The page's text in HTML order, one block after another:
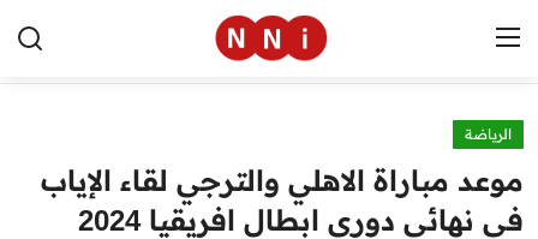
الرئيسية
اخبار مصر
الرياضة
موعد مباراة الاهلي والترجي لقاء الإياب
في نهائي دوري ابطال افريقيا 2024